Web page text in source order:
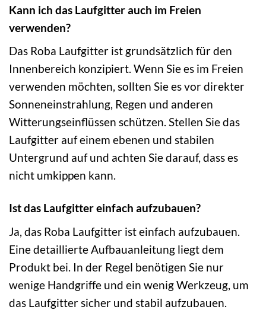
Kann ich das Laufgitter auch im Freien
verwenden?
Das Roba Laufgitter ist grundsätzlich für den
Innenbereich konzipiert. Wenn Sie es im Freien
verwenden möchten, sollten Sie es vor direkter
Sonneneinstrahlung, Regen und anderen
Witterungseinflüssen schützen. Stellen Sie das
Laufgitter auf einem ebenen und stabilen
Untergrund auf und achten Sie darauf, dass es
nicht umkippen kann.
Ist das Laufgitter einfach aufzubauen?
Ja, das Roba Laufgitter ist einfach aufzubauen.
Eine detaillierte Aufbauanleitung liegt dem
Produkt bei. In der Regel benötigen Sie nur
wenige Handgriffe und ein wenig Werkzeug, um
das Laufgitter sicher und stabil aufzubauen.